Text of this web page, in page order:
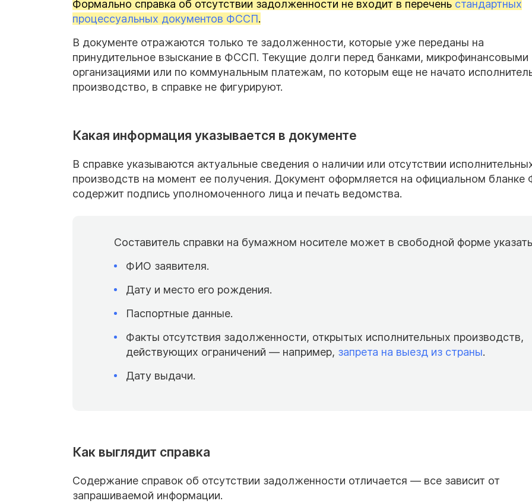
Формально справка об отсутствии задолженности не входит в перечень стандартных
процессуальных документов ФССП.
В документе отражаются только те задолженности, которые уже переданы на
принудительное взыскание в ФССП. Текущие долги перед банками, микрофинансовыми
организациями или по коммунальным платежам, по которым еще не начато
производство, в справке не фигурируют.
Какая информация указывается в документе
В справке указываются актуальные сведения о наличии или отсутствии
производств на момент ее получения. Документ оформляется на официальном
содержит подпись уполномоченного лица и печать ведомства.
Составитель справки на бумажном носителе может в свободной форме
ФИО заявителя.
Дату и место его рождения.
Паспортные данные.
Факты отсутствия задолженности, открытых исполнительных производств,
действующих ограничений — например, запрета на выезд из страны.
Дату выдачи.
Как выглядит справка
Содержание справок об отсутствии задолженности отличается — все зависит от
запрашиваемой информации.